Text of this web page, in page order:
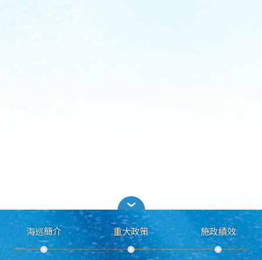
海巡簡介 重大政策 施政績效